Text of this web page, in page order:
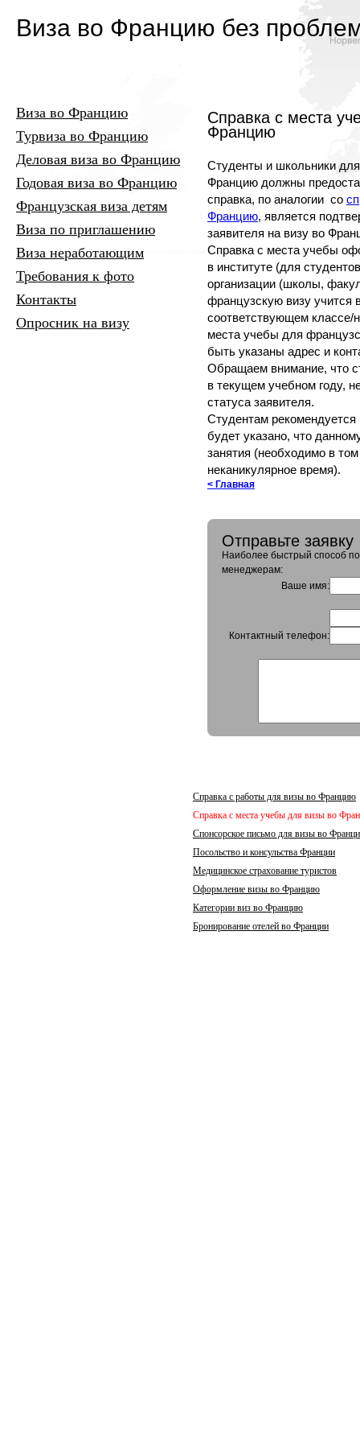
Виза во Францию без
Виза во Францию
Турвиза во Францию
Деловая виза во Францию
Годовая виза во Францию
Французская виза детям
Виза по приглашению
Виза неработающим
Требования к фото
Контакты
Опросник на визу
Справка с места
Францию
Студенты и школьники
Францию должны
справка, по аналогии со
Францию, является
заявителя на визу во
Справка с места учебы
в институте (для
организации (школы,
французскую визу учится
соответствующем классе/
места учебы для
быть указаны адрес и
Обращаем внимание, что
в текущем учебном году,
статуса заявителя.
Студентам рекомендуется
будет указано, что
занятия (необходимо в
неканикулярное время).
< Главная
Отправьте заявку
Наиболее быстрый способ
менеджерам:
Ваше имя:
Контактный телефон:
Справка с работы для визы во Францию
Справка с места учебы для визы во
Спонсорское письмо для визы во
Посольство и консульства Франции
Медицинское страхование туристов
Оформление визы во Францию
Категории виз во Францию
Бронирование отелей во Франции